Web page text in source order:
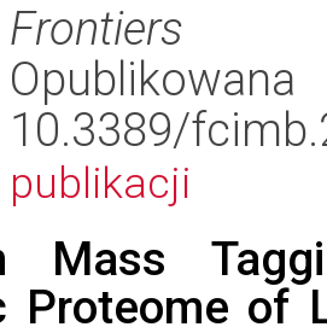
Frontiers
Opublikowana
10.3389/
publikacji
Mass
Proteome of